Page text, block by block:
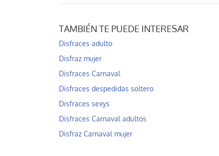
TAMBIÉN TE PUEDE INTERESAR
Disfraces adulto
Disfraz mujer
Disfraces Carnaval
Disfraces despedidas soltero
Disfraces sexys
Disfraces Carnaval adultos
Disfraz Carnaval mujer